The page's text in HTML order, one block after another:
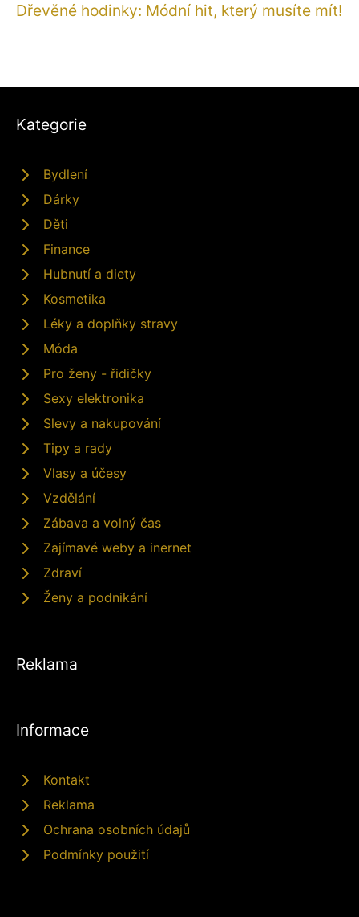
Dřevěné hodinky: Módní hit, který musíte mít!
Kategorie
Bydlení
Dárky
Děti
Finance
Hubnutí a diety
Kosmetika
Léky a doplňky stravy
Móda
Pro ženy - řidičky
Sexy elektronika
Slevy a nakupování
Tipy a rady
Vlasy a účesy
Vzdělání
Zábava a volný čas
Zajímavé weby a inernet
Zdraví
Ženy a podnikání
Reklama
Informace
Kontakt
Reklama
Ochrana osobních údajů
Podmínky použití